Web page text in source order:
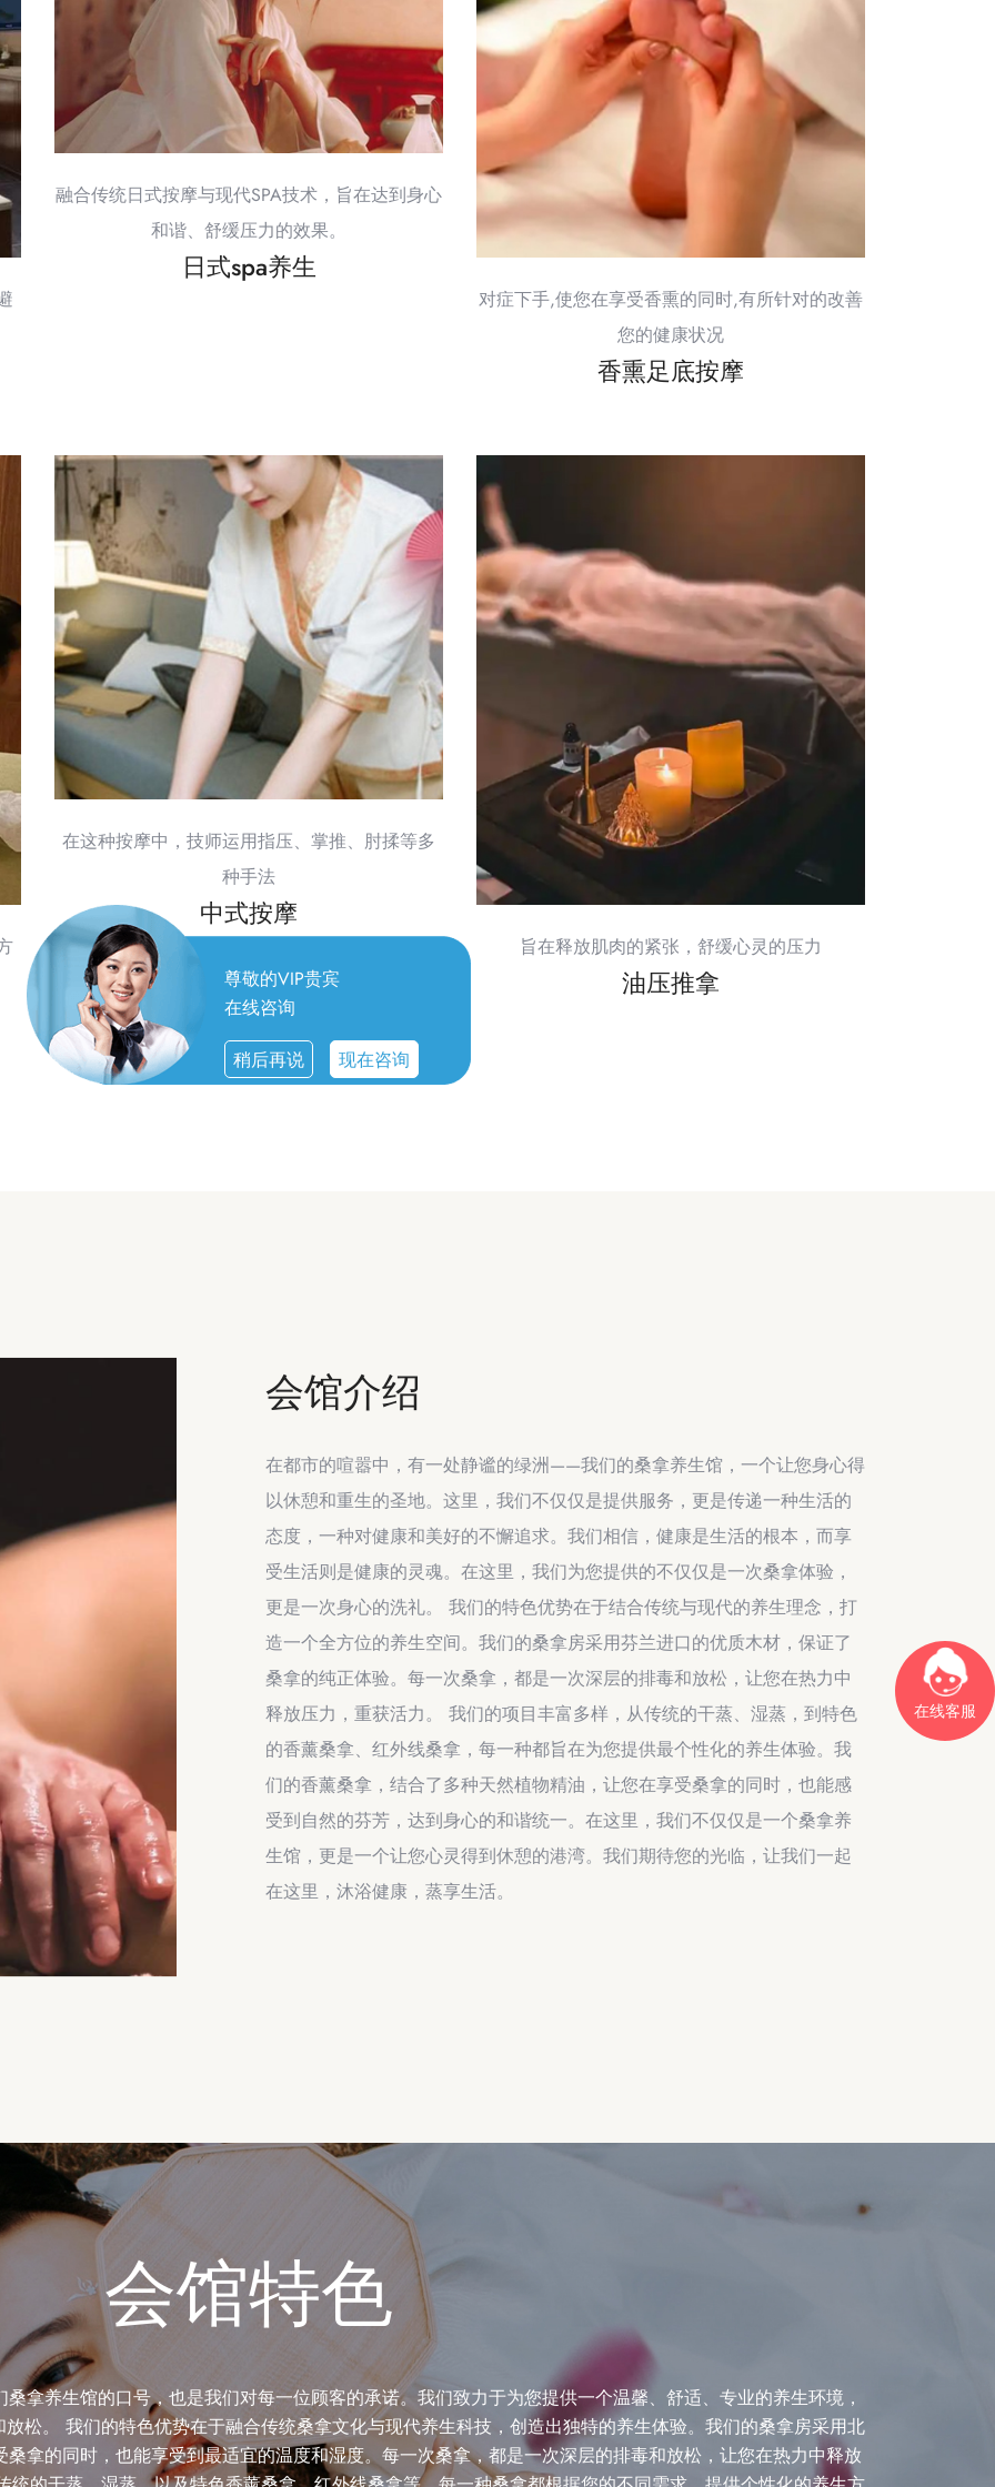
尊敬的VIP贵宾
在线咨询
稍后再说 现在咨询
在线客服
融合传统日式按摩与现代SPA技术，旨在达到身心
和谐、舒缓压力的效果。
日式spa养生
对症下手,使您在享受香熏的同时,有所针对的改善
您的健康状况
香熏足底按摩
在这种按摩中，技师运用指压、掌推、肘揉等多
种手法
中式按摩
旨在释放肌肉的紧张，舒缓心灵的压力
油压推拿
会馆介绍
在都市的喧嚣中，有一处静谧的绿洲——我们的桑拿养生馆，一个让您身心得
以休憩和重生的圣地。这里，我们不仅仅是提供服务，更是传递一种生活的
态度，一种对健康和美好的不懈追求。我们相信，健康是生活的根本，而享
受生活则是健康的灵魂。在这里，我们为您提供的不仅仅是一次桑拿体验，
更是一次身心的洗礼。 我们的特色优势在于结合传统与现代的养生理念，打
造一个全方位的养生空间。我们的桑拿房采用芬兰进口的优质木材，保证了
桑拿的纯正体验。每一次桑拿，都是一次深层的排毒和放松，让您在热力中
释放压力，重获活力。 我们的项目丰富多样，从传统的干蒸、湿蒸，到特色
的香薰桑拿、红外线桑拿，每一种都旨在为您提供最个性化的养生体验。我
们的香薰桑拿，结合了多种天然植物精油，让您在享受桑拿的同时，也能感
受到自然的芬芳，达到身心的和谐统一。在这里，我们不仅仅是一个桑拿养
生馆，更是一个让您心灵得到休憩的港湾。我们期待您的光临，让我们一起
在这里，沐浴健康，蒸享生活。
会馆特色
拿养生馆的口号，也是我们对每一位顾客的承诺。我们致力于为您提供一个温馨、舒适、专业的养生环境，
松。 我们的特色优势在于融合传统桑拿文化与现代养生科技，创造出独特的养生体验。我们的桑拿房采用北
拿的同时，也能享受到最适宜的温度和湿度。每一次桑拿，都是一次深层的排毒和放松，让您在热力中释放